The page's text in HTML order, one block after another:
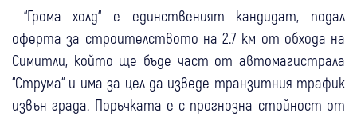
“Грома холд“ е единственият кандидат, подал
оферта за строителството на 2.7 км от обхода на
Симитли, който ще бъде част от автомагистрала
“Струма“ и има за цел да изведе транзитния трафик
извън града. Поръчката е с прогнозна стойност от